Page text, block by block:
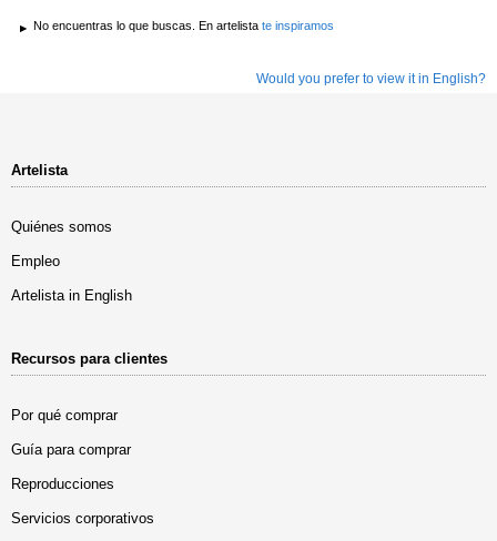
No encuentras lo que buscas. En artelista te inspiramos
Would you prefer to view it in English?
Artelista
Quiénes somos
Empleo
Artelista in English
Recursos para clientes
Por qué comprar
Guía para comprar
Reproducciones
Servicios corporativos